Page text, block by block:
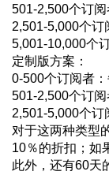
501-2,500个订
2,501-5,000个订
5,001-10,000个
定制版方案：
0-500个订阅者
501-2,500个订
2,501-5,000个订
对于这两种类型
10％的折扣；如
此外，还有60天